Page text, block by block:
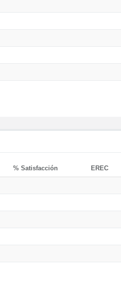
% Satisfacción EREC